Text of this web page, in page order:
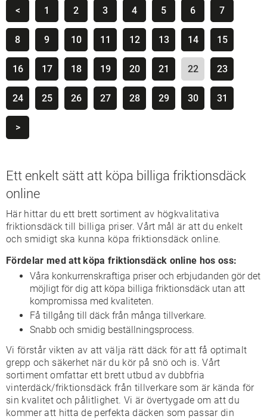
< 1 2 3 4 5 6 7
8 9 10 11 12 13 14 15
16 17 18 19 20 21 22 23
24 25 26 27 28 29 30 31
>
Ett enkelt sätt att köpa billiga friktionsdäck
online
Här hittar du ett brett sortiment av högkvalitativa
friktionsdäck till billiga priser. Vårt mål är att du enkelt
och smidigt ska kunna köpa friktionsdäck online.
Fördelar med att köpa friktionsdäck online hos oss:
Våra konkurrenskraftiga priser och erbjudanden gör det
möjligt för dig att köpa billiga friktionsdäck utan att
kompromissa med kvaliteten.
Få tillgång till däck från många tillverkare.
Snabb och smidig beställningsprocess.
Vi förstår vikten av att välja rätt däck för att få optimalt
grepp och säkerhet när du kör på snö och is. Vårt
sortiment omfattar ett brett utbud av dubbfria
vinterdäck/friktionsdäck från tillverkare som är kända för
sin kvalitet och pålitlighet. Vi är övertygade om att du
kommer att hitta de perfekta däcken som passar din